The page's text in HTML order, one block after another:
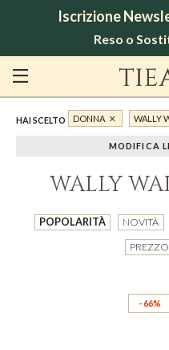
Iscrizione
Reso o
HAI SCELTO DONNA WALLY
MODIFICA
WALLY
POPOLARITÀ NOVITÀ
- 66%